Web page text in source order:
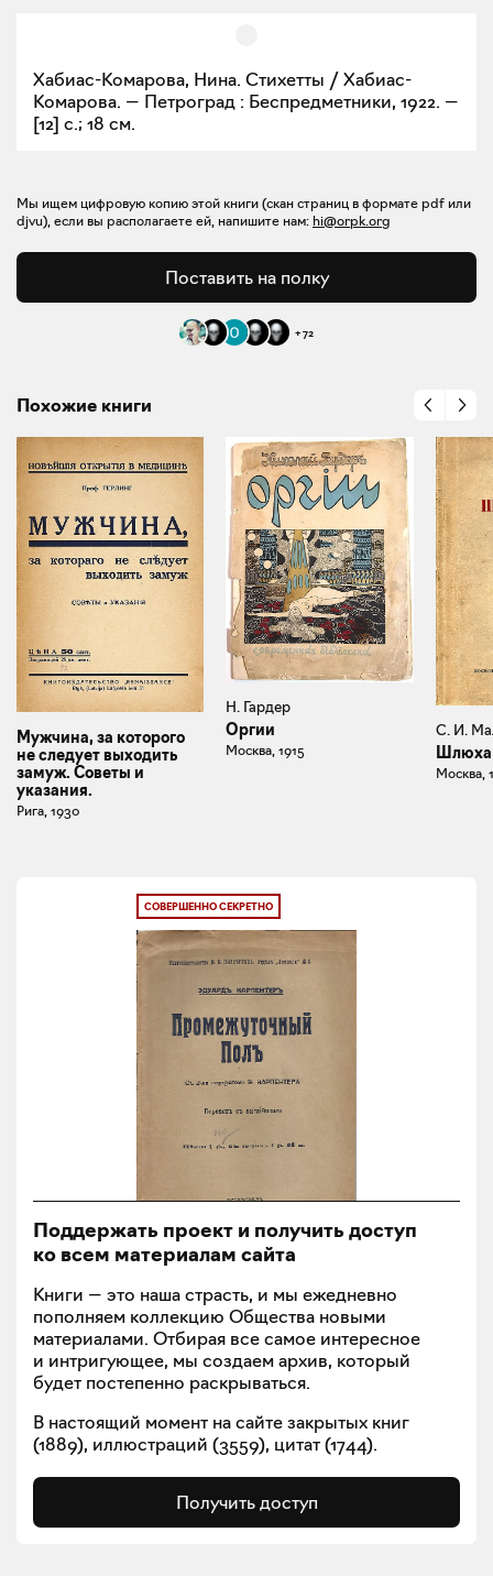
Хабиас-Комарова, Нина. Стихетты / Хабиас-
Комарова. — Петроград : Беспредметники, 1922. —
[12] с.; 18 см.
Мы ищем цифровую копию этой книги (скан страниц в формате pdf или
djvu), если вы располагаете ей, напишите нам: hi@orpk.org
Поставить на полку
+72
Похожие книги
Мужчина, за которого
не следует выходить
замуж. Советы и
указания.
Рига, 1930
Н. Гардер
Оргии
Москва, 1915
С. И.
Шлюха
Москва,
СОВЕРШЕННО СЕКРЕТНО
Поддержать проект и получить доступ
ко всем материалам сайта
Книги — это наша страсть, и мы ежедневно
пополняем коллекцию Общества новыми
материалами. Отбирая все самое интересное
и интригующее, мы создаем архив, который
будет постепенно раскрываться.
В настоящий момент на сайте закрытых книг
(1889), иллюстраций (3559), цитат (1744).
Получить доступ